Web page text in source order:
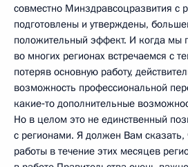
совместно Минздравсоцразвития с
подготовлены и утверждены,
положительный эффект. И когда мы
во многих регионах встречаемся с
потеряв основную работу,
возможность профессиональной
какие‑то дополнительные
Но в целом это не единственный
с регионами. Я должен Вам
работы в течение этих месяцев